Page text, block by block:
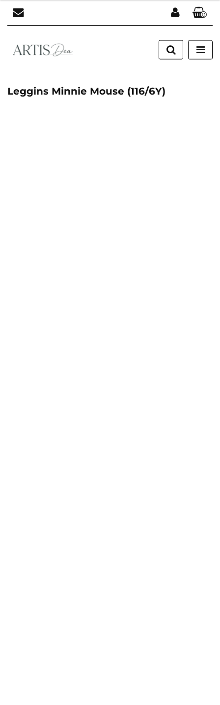
Zaloguj się
Zarejestruj się
0
Leggins Minnie Mouse (116/6Y)